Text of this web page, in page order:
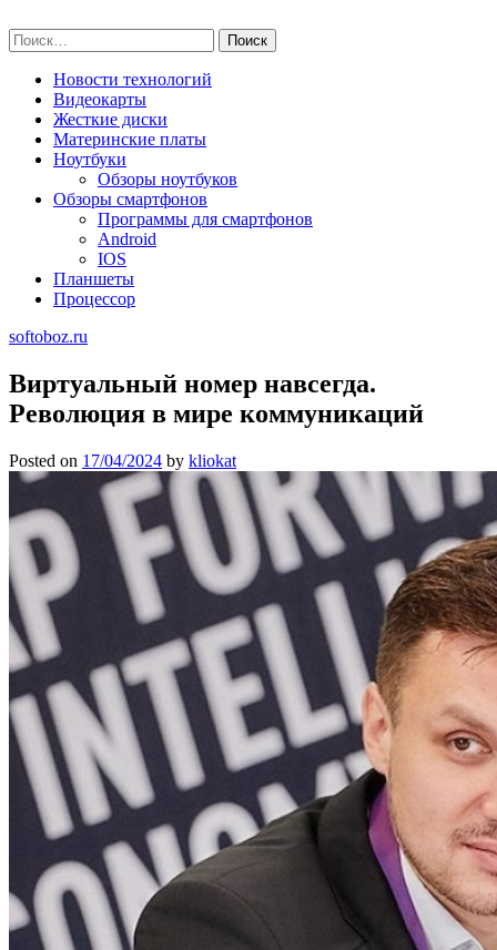
to
content
Найти:
Новости технологий
Видеокарты
Жесткие диски
Материнские платы
Ноутбуки
Обзоры ноутбуков
Обзоры смартфонов
Программы для смартфонов
Android
IOS
Планшеты
Процессор
softoboz.ru
Виртуальный номер навсегда.
Революция в мире коммуникаций
Posted on 17/04/2024 by kliokat